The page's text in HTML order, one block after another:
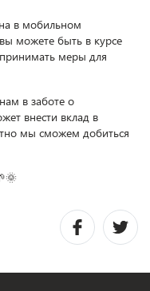
в мобильном
можете быть в курсе
меры для
в заботе о
внести вклад в
мы сможем добиться